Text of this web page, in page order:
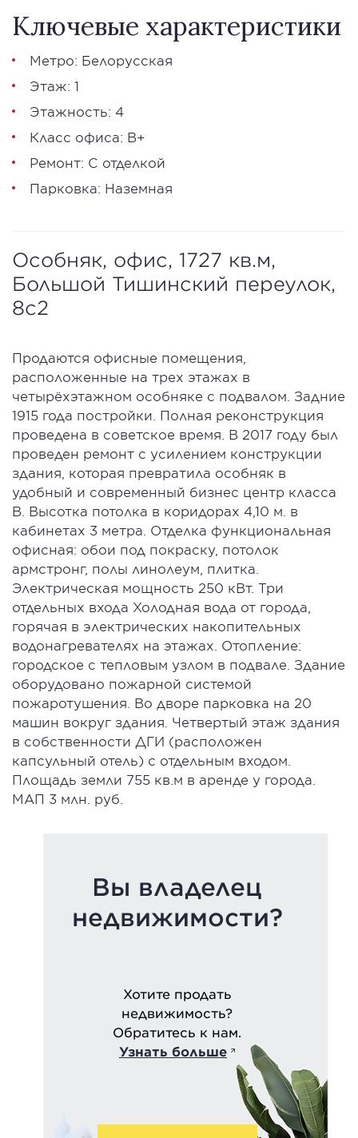
Ключевые характеристики
Метро: Белорусская
Этаж: 1
Этажность: 4
Класс офиса: В+
Ремонт: С отделкой
Парковка: Наземная
Особняк, офис, 1727 кв.м,
Большой Тишинский переулок,
8с2
Продаются офисные помещения,
расположенные на трех этажах в
четырёхэтажном особняке с подвалом. Задние
1915 года постройки. Полная реконструкция
проведена в советское время. В 2017 году был
проведен ремонт с усилением конструкции
здания, которая превратила особняк в
удобный и современный бизнес центр класса
В. Высотка потолка в коридорах 4,10 м. в
кабинетах 3 метра. Отделка функциональная
офисная: обои под покраску, потолок
армстронг, полы линолеум, плитка.
Электрическая мощность 250 кВт. Три
отдельных входа Холодная вода от города,
горячая в электрических накопительных
водонагревателях на этажах. Отопление:
городское с тепловым узлом в подвале. Здание
оборудовано пожарной системой
пожаротушения. Во дворе парковка на 20
машин вокруг здания. Четвертый этаж здания
в собственности ДГИ (расположен
капсульный отель) с отдельным входом.
Площадь земли 755 кв.м в аренде у города.
МАП 3 млн. руб.
Вы владелец
недвижимости?
Хотите продать
недвижимость?
Обратитесь к нам.
Узнать больше